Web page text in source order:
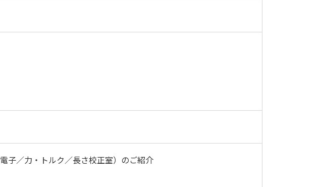
子／力・トルク／長さ校正室）のご紹介